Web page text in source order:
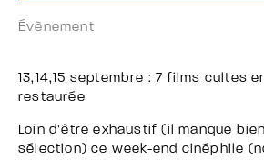
Évènement
13,14,15 septembre : 7 films cultes
restaurée
Loin d’être exhaustif (il manque
sélection) ce week-end cinéphile